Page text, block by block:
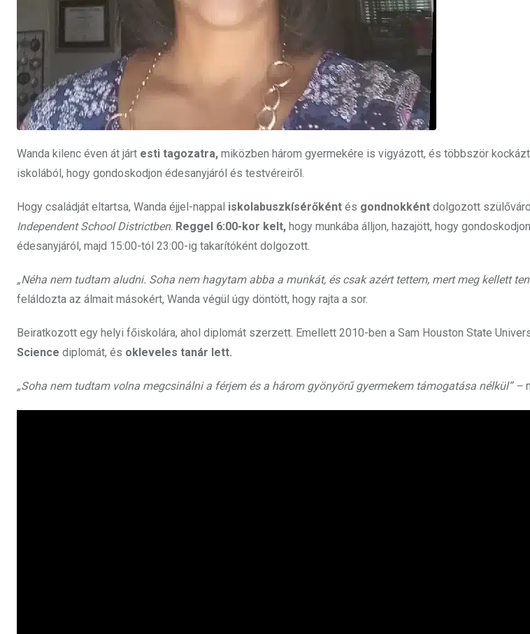
Wanda kilenc éven át járt esti tagozatra, miközben három gyermekére is vigyázott, és többször
iskolából, hogy gondoskodjon édesanyjáról és testvéreiről.
Hogy családját eltartsa, Wanda éjjel-nappal iskolabuszkísérőként és gondnokként dolgozott
Independent School Districtben. Reggel 6:00-kor kelt, hogy munkába álljon, hazajött, hogy
édesanyjáról, majd 15:00-tól 23:00-ig takarítóként dolgozott.
„Néha nem tudtam aludni. Soha nem hagytam abba a munkát, és csak azért tettem, mert meg kellett
feláldozta az álmait másokért, Wanda végül úgy döntött, hogy rajta a sor.
Beiratkozott egy helyi főiskolára, ahol diplomát szerzett. Emellett 2010-ben a Sam Houston State
Science diplomát, és okleveles tanár lett.
„Soha nem tudtam volna megcsinálni a férjem és a három gyönyörű gyermekem támogatása nélkül” –